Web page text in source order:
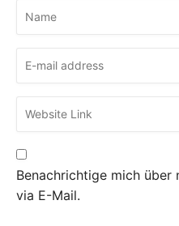
Benachrichtige mich über
via E-Mail.